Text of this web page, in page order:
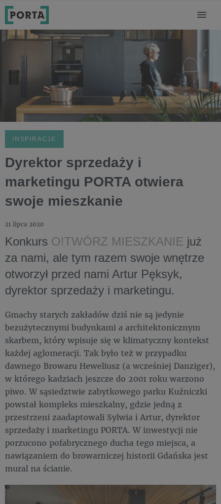
INSPIRACJE
Dyrektor sprzedaży i
marketingu PORTA otwiera
swoje mieszkanie
21 lipca 2020
Konkurs O!TWÓRZ MIESZKANIE już
za nami, ale tym razem swoje wnętrze
otworzył przed nami Artur Pęksyk,
dyrektor sprzedaży i marketingu.
Gmachy starych zakładów dziś nie są jedynie
bezużytecznymi budynkami a architektonicznym
skarbem, który wpisuje się w klimatyczny kontekst
każdej aglomeracji. Tak było też w przypadku
dawnego Browaru Heweliusz (a wcześniej Danziger),
w którego kadziach jeszcze do 2001 roku warzono
piwo. W sąsiedztwie zabytkowego parku Kuźniczki
powstał kompleks mieszkalny, gdzie jedną z
przestrzeni zaadaptowali Sylwia i Artur, dyrektor
sprzedaży i marketingu PORTA. W inwestycji nie
porzucono pofabrycznego ducha tego miejsca, a
nawiązaniem do browarniczej historii Gdańska jest
mural na ścianie.